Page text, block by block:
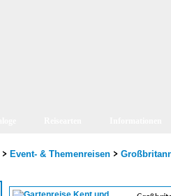
> Event- & Themenreisen >